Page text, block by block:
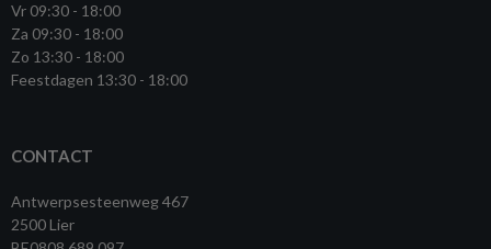
Vr 09:30 - 18:00
Za 09:30 - 18:00
Zo 13:30 - 18:00
Feestdagen 13:30 - 18:00
CONTACT
Antwerpsesteenweg 467
2500 Lier